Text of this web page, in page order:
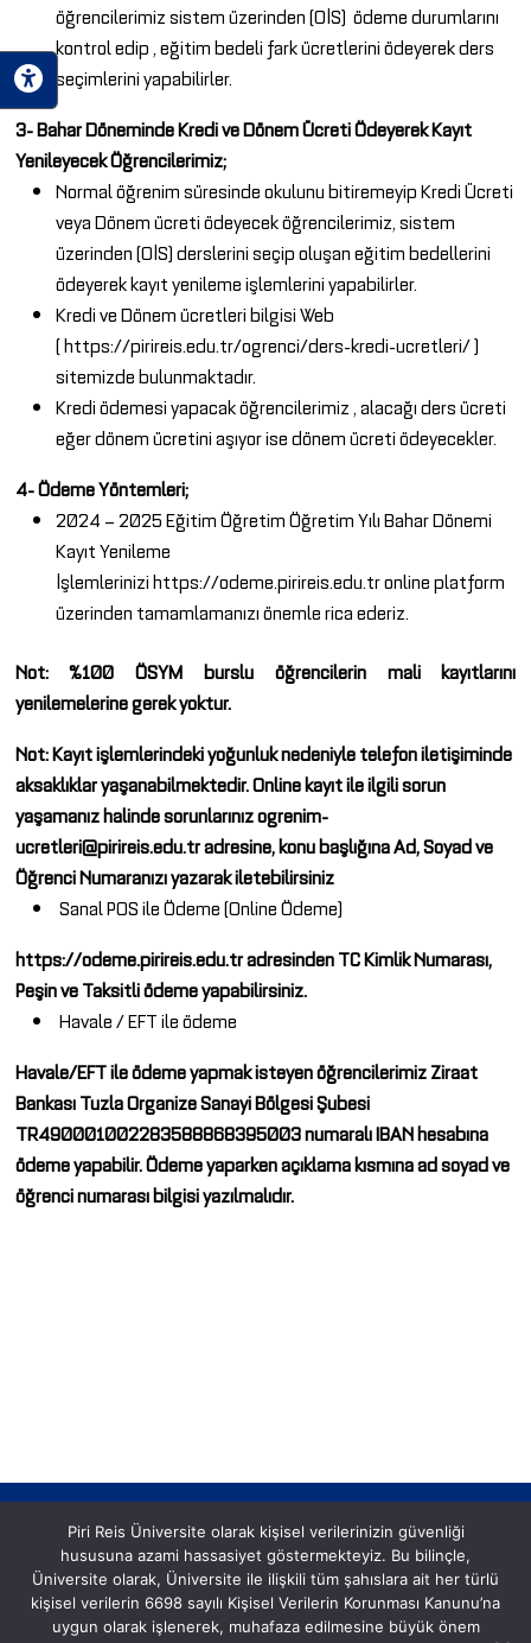
öğrencilerimiz sistem üzerinden (OİS) ödeme durumlarını
kontrol edip , eğitim bedeli fark ücretlerini ödeyerek ders
seçimlerini yapabilirler.
3- Bahar Döneminde Kredi ve Dönem Ücreti Ödeyerek Kayıt
Yenileyecek Öğrencilerimiz;
Normal öğrenim süresinde okulunu bitiremeyip Kredi Ücreti
veya Dönem ücreti ödeyecek öğrencilerimiz, sistem
üzerinden (OİS) derslerini seçip oluşan eğitim bedellerini
ödeyerek kayıt yenileme işlemlerini yapabilirler.
Kredi ve Dönem ücretleri bilgisi Web
(https://pirireis.edu.tr/ogrenci/ders-kredi-ucretleri/)
sitemizde bulunmaktadır.
Kredi ödemesi yapacak öğrencilerimiz , alacağı ders ücreti
eğer dönem ücretini aşıyor ise dönem ücreti ödeyecekler.
4- Ödeme Yöntemleri;
2024 – 2025 Eğitim Öğretim Öğretim Yılı Bahar Dönemi
Kayıt Yenileme
İşlemlerinizihttps://odeme.pirireis.edu.tronline platform
üzerinden tamamlamanızı önemle rica ederiz.
Not: %100 ÖSYM burslu öğrencilerin mali kayıtlarını
yenilemelerine gerek yoktur.
Not: Kayıt işlemlerindeki yoğunluk nedeniyle telefon iletişiminde
aksaklıklar yaşanabilmektedir. Online kayıt ile ilgili sorun
yaşamanız halinde sorunlarınızogrenim-
ucretleri@pirireis.edu.tradresine, konu başlığına Ad, Soyad ve
Öğrenci Numaranızı yazarak iletebilirsiniz
Sanal POS ile Ödeme (Online Ödeme)
https://odeme.pirireis.edu.tradresinden TC Kimlik Numarası,
Peşin ve Taksitli ödeme yapabilirsiniz.
Havale / EFT ile ödeme
Havale/EFT ile ödeme yapmak isteyen öğrencilerimiz Ziraat
Bankası Tuzla Organize Sanayi Bölgesi Şubesi
TR490001002283588868395003 numaralı IBAN hesabına
ödeme yapabilir. Ödeme yaparken açıklama kısmına ad soyad ve
öğrenci numarası bilgisi yazılmalıdır.
Piri Reis Üniversite olarak kişisel verilerinizin güvenliği
hususuna azami hassasiyet göstermekteyiz. Bu bilinçle,
Üniversite olarak, Üniversite ile ilişkili tüm şahıslara ait her türlü
kişisel verilerin 6698 sayılı Kişisel Verilerin Korunması Kanunu’na
uygun olarak işlenerek, muhafaza edilmesine büyük önem